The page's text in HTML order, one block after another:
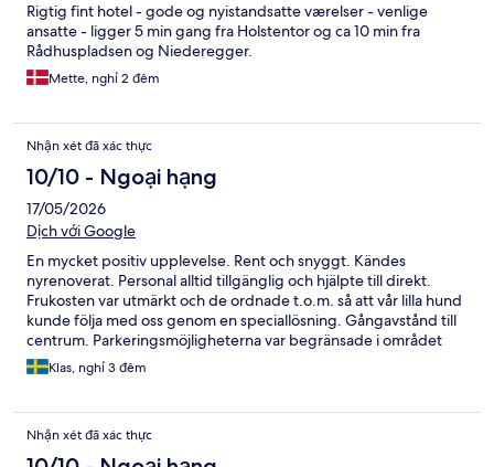
Rigtig fint hotel - gode og nyistandsatte værelser - venlige
ansatte - ligger 5 min gang fra Holstentor og ca 10 min fra
Rådhuspladsen og Niederegger.
Mette, nghỉ 2 đêm
Nhận xét đã xác thực
10/10 - Ngoại hạng
17/05/2026
Dịch với Google
En mycket positiv upplevelse. Rent och snyggt. Kändes
nyrenoverat. Personal alltid tillgänglig och hjälpte till direkt.
Frukosten var utmärkt och de ordnade t.o.m. så att vår lilla hund
kunde följa med oss genom en speciallösning. Gångavstånd till
centrum. Parkeringsmöjligheterna var begränsade i området
men vi hade tur som fick plats alldeles utanför entrén till hotellet.
Klas, nghỉ 3 đêm
Nhận xét đã xác thực